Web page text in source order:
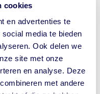
cookies
en advertenties te
media te bieden
Ook delen we
site met onze
en analyse. Deze
met andere
.